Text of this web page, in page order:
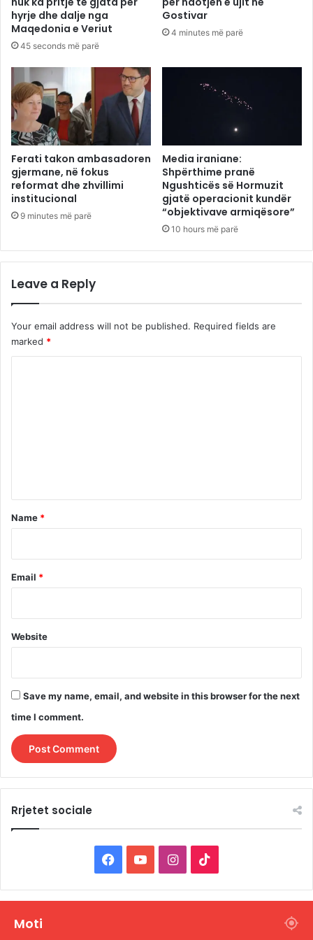
hyrje dhe dalje nga
Maqedonia e Veriut
45 seconds më parë
Gostivar
4 minutes më parë
Ferati takon ambasadoren
gjermane, në fokus
reformat dhe zhvillimi
institucional
9 minutes më parë
Media iraniane:
Shpërthime pranë
Ngushticës së Hormuzit
gjatë operacionit kundër
“objektivave armiqësore”
10 hours më parë
Leave a Reply
Your email address will not be published. Required fields are
marked *
*
Name *
Email *
Website
Save my name, email, and website in this browser for the next
time I comment.
Rrjetet sociale
a
o
I
n
i
Moti